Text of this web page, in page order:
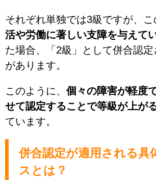
それぞれ単独では3級ですが、
活や労働に著しい支障を与えて
た場合、「2級」として併合認
があります。
このように、個々の障害が軽度
せて認定することで等級が上が
ています。
併合認定が適用される具
スとは？